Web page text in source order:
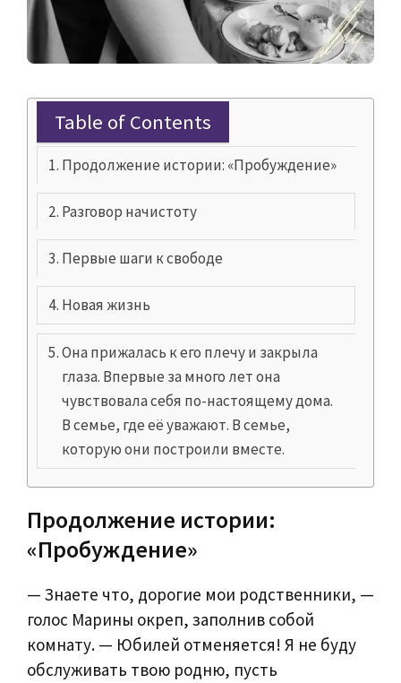
Table of Contents
Продолжение истории: «Пробуждение»
Разговор начистоту
Первые шаги к свободе
Новая жизнь
Она прижалась к его плечу и закрыла
глаза. Впервые за много лет она
чувствовала себя по-настоящему дома.
В семье, где её уважают. В семье,
которую они построили вместе.
Продолжение истории:
«Пробуждение»
— Знаете что, дорогие мои родственники, —
голос Марины окреп, заполнив собой
комнату. — Юбилей отменяется! Я не буду
обслуживать твою родню, пусть